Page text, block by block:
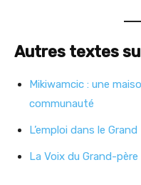
Autres textes
Mikiwamcic : une
communauté
L’emploi dans le Grand
La Voix du Grand-père